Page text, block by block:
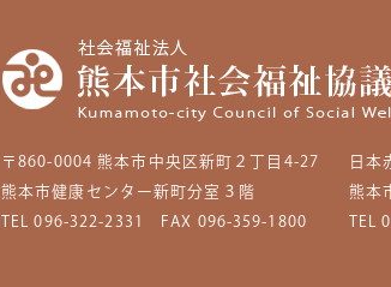
〒860-0004熊本市中央区新町２丁目4-27
熊本市健康センター新町分室３階
TEL 096-322-2331 FAX 096-359-1800
日本
熊本
TEL